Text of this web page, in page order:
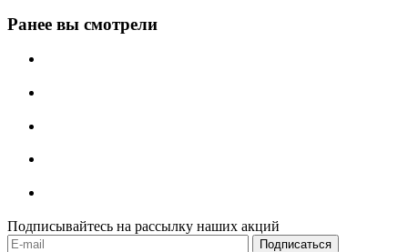
Ранее вы смотрели
Подписывайтесь на рассылку наших акций